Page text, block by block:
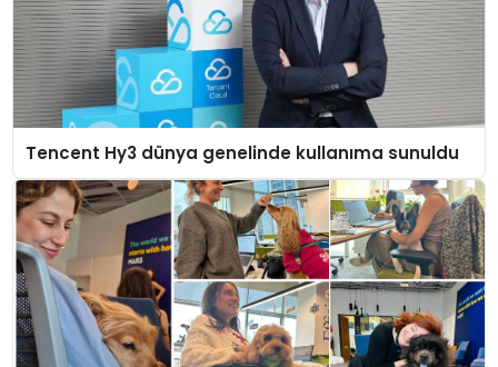
Tencent Hy3 dünya genelinde kullanıma sunuldu